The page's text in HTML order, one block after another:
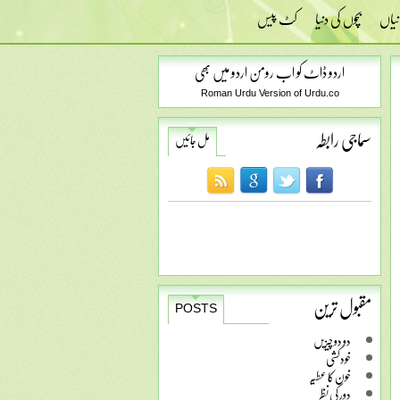
بچوں کی دنیا کٹ پیس
اردو ڈاٹ کو اب رومن اردو میں بھی
Roman Urdu Version of Urdu.co
سماجی رابطہ مل جائیں
مقبول ترین
POSTS
دو دو چیزیں
خودکشی
خون کا عطیہ